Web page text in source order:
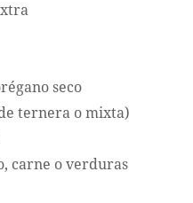
seco
ternera o mixta)
carne o verduras